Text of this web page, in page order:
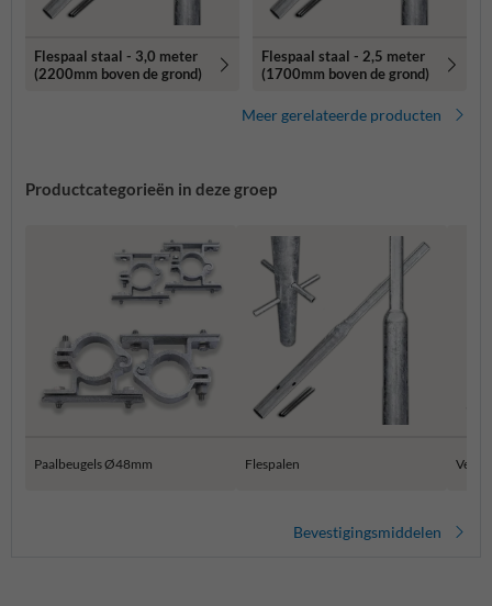
Flespaal staal - 3,0 meter
(2200mm boven de grond)
Flespaal staal - 2,5 meter
(1700mm boven de grond)
Meer gerelateerde producten
Productcategorieën in deze groep
Paalbeugels Ø48mm Flespalen
Bevestigingsmiddelen